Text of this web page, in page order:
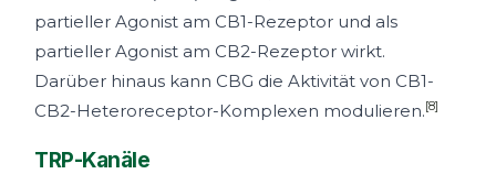
partieller Agonist am CB1-Rezeptor und als
partieller Agonist am CB2-Rezeptor wirkt.
Darüber hinaus kann CBG die Aktivität von CB1-
CB2-Heteroreceptor-Komplexen modulieren.[8]
TRP-Kanäle